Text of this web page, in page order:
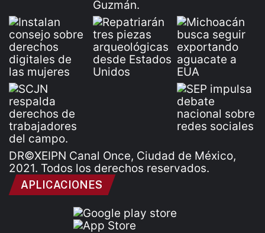
DR©XEIPN Canal Once, Ciudad de México,
2021. Todos los derechos reservados.
APLICACIONES